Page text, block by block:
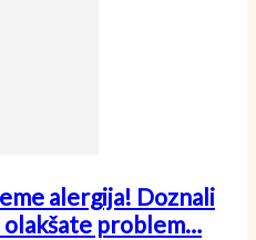
alergija! Doznali
olakšate problem…